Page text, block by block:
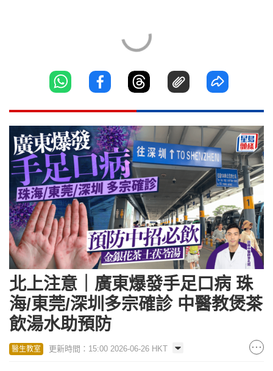
北上注意｜廣東爆發手足口病 珠
海/東莞/深圳多宗確診 中醫教煲茶
飲湯水助預防
醫生教室 更新時間：15:00 2026-06-26 HKT